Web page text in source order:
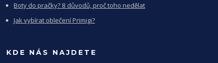
Boty do pračky? 8 důvodů, proč toho nedělat
Jak vybírat oblečení Primigi?
KDE NÁS NAJDETE